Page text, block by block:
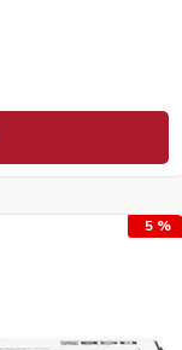
5 %